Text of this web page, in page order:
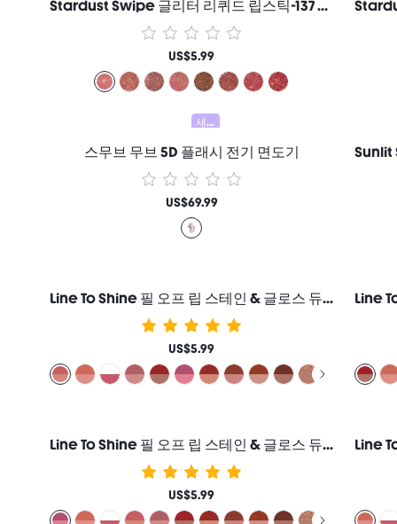
Stardust Swipe 글리터 리퀴드 립스틱-137 Cosmic Pink 립글로스 즉각적인 글리터 광채 지속력 매트 마무리 묻어남 방지 번짐 방지 여성과 소녀를 위한 브랜드 뷰티 코스메틱 메이크업
US$5.99
새로움
스무브 무브 5D 플래시 전기 면도기
US$69.99
Line To Shine 필 오프 립 스테인 & 글로스 듀오-113 Rose Latte 2-In-1 지속력 콤보 리퀴드 립스틱 립 라이너 여성과 소녀를 위한 브랜드 뷰티 코스메틱 메이크업
US$5.99
Line To Shine 필 오프 립 스테인 & 글로스 듀오-311 Berry Milkshake 2-In-1 지속력 콤보 리퀴드 립스틱 립 라이너 여성과 소녀를 위한 브랜드 뷰티 코스메틱 메이크업
US$5.99